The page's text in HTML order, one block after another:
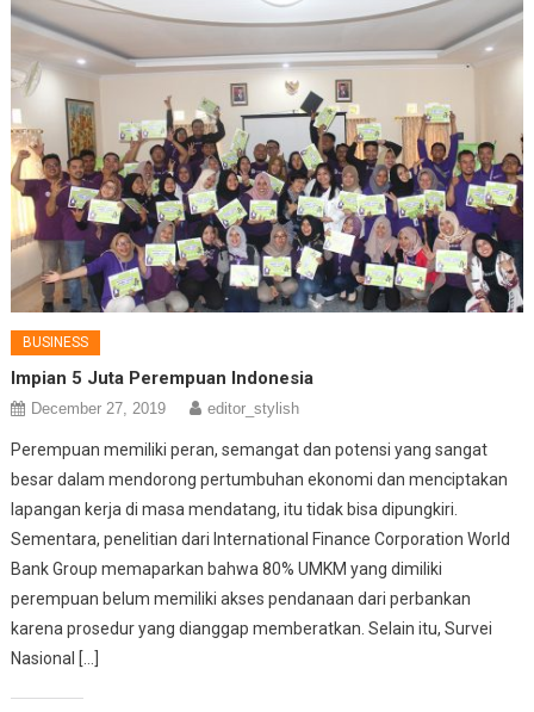
BUSINESS
Impian 5 Juta Perempuan Indonesia
December 27, 2019 editor_stylish
Perempuan memiliki peran, semangat dan potensi yang sangat
besar dalam mendorong pertumbuhan ekonomi dan menciptakan
lapangan kerja di masa mendatang, itu tidak bisa dipungkiri.
Sementara, penelitian dari International Finance Corporation World
Bank Group memaparkan bahwa 80% UMKM yang dimiliki
perempuan belum memiliki akses pendanaan dari perbankan
karena prosedur yang dianggap memberatkan. Selain itu, Survei
Nasional […]